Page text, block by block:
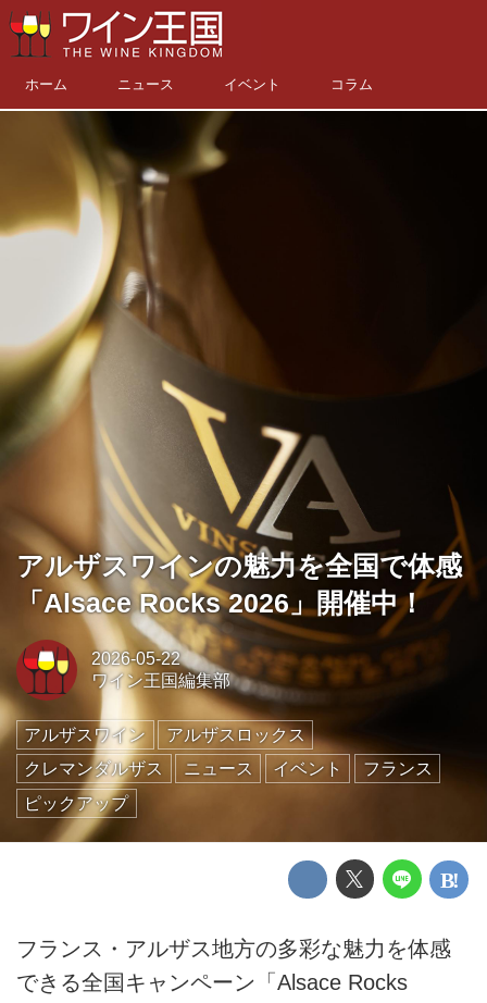
ホーム ニュース イベント コラム
アルザスワインの魅力を全国で体感
「Alsace Rocks 2026」開催中！
2026-05-22
ワイン王国編集部
アルザスワイン
アルザスロックス
クレマンダルザス
ニュース イベント
フランス
ピックアップ
フランス・アルザス地方の多彩な魅力を体感
できる全国キャンペーン「Alsace Rocks